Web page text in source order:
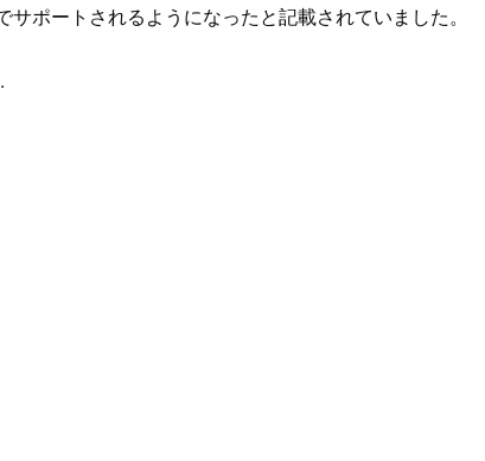
サポートされるようになったと記載されていました。